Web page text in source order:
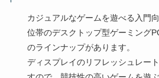
カジュアルなゲームを遊べる入門
位帯のデスクトップ型ゲーミング
のラインナップがあります。
ディスプレイのリフレッシュレー